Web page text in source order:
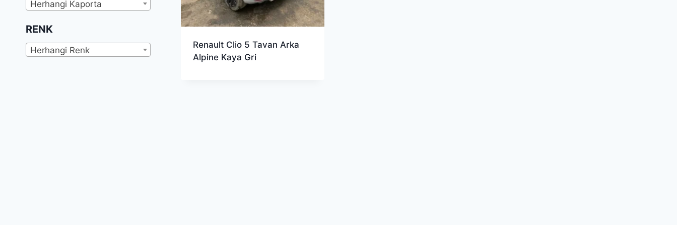
Renault Clio 5 Tavan Arka
Alpine Kaya Gri
Herhangi Kaporta
RENK
Herhangi Renk